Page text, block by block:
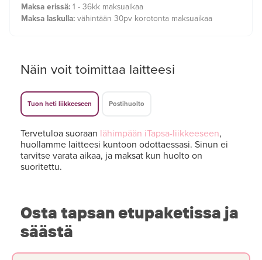
Maksa erissä: 1 - 36kk maksuaikaa
Maksa laskulla: vähintään 30pv korotonta maksuaikaa
Näin voit toimittaa laitteesi
Tuon heti liikkeeseen Postihuolto
Tervetuloa suoraan lähimpään iTapsa-liikkeeseen,
huollamme laitteesi kuntoon odottaessasi. Sinun ei
tarvitse varata aikaa, ja maksat kun huolto on
suoritettu.
Osta tapsan etupaketissa ja
säästä